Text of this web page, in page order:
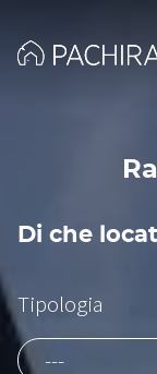
Di che
Tipologia